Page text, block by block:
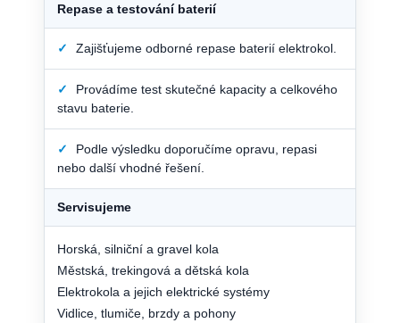
Repase a testování baterií
✓ Zajišťujeme odborné repase baterií elektrokol.
✓
Provádíme test skutečné kapacity a celkového
stavu baterie.
✓
Podle výsledku doporučíme opravu, repasi
nebo další vhodné řešení.
Servisujeme
Horská, silniční a gravel kola
Městská, trekingová a dětská kola
Elektrokola a jejich elektrické systémy
Vidlice, tlumiče, brzdy a pohony